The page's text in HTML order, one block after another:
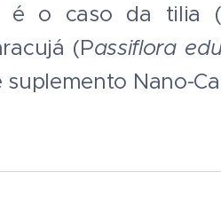
é o caso da tilia (
(Passiflora
Nano-